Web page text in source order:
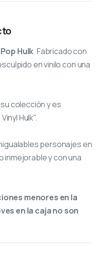
Hulk. Fabricado con
en vinilo con una
colección y es
Hulk".
personajes en
inmejorable y con una
menores en la
en la caja no son